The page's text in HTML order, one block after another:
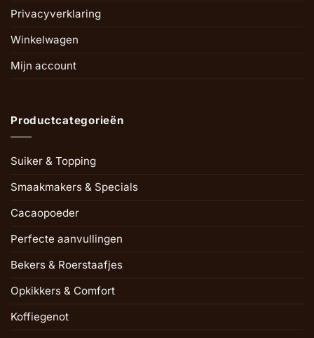
Privacyverklaring
Winkelwagen
Mijn account
Productcategorieën
Suiker & Topping
Smaakmakers & Specials
Cacaopoeder
Perfecte aanvullingen
Bekers & Roerstaafjes
Opkikkers & Comfort
Koffiegenot